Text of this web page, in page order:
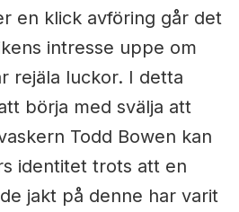
en klick avföring går det
intresse uppe om
rejäla luckor. I detta
börja med svälja att
Todd Bowen kan
identitet trots att en
jakt på denne har varit